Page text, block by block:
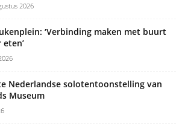
2026
‘Verbinding maken met buurt
Nederlandse solotentoonstelling van
Museum